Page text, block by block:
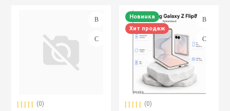
(0)
Новинка
Хит продаж
(0)